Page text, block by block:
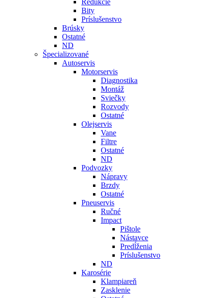
Redukcie
Bity
Príslušenstvo
Brúsky
Ostatné
ND
Špecializované
Autoservis
Motorservis
Diagnostika
Montáž
Sviečky
Rozvody
Ostatné
Olejservis
Vane
Filtre
Ostatné
ND
Podvozky
Nápravy
Brzdy
Ostatné
Pneuservis
Ručné
Impact
Pištole
Nástavce
Predĺženia
Príslušenstvo
ND
Karosérie
Klampiareň
Zasklenie